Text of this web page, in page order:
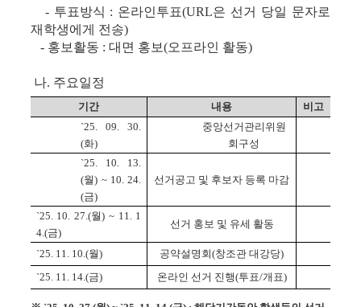
- 투표방식 : 온라인투표(URL은 선거 당일 문자로
재학생에게 전송)
- 홍보활동 : 대면 홍보(오프라인 활동)
나. 주요일정
기간 내용
비고
`25. 09. 30.
(화)
중앙선거관리위원
회구성
`25. 10. 13.
(월) ~ 10. 24.
(금)
선거공고 및 후보자 등록 마감
`25. 10. 27.(월) ~ 11. 1
4.(금)
선거 홍보 및 유세 활동
`25. 11. 10.(월) 공약설명회(창조관 대강당)
`25. 11. 14.(금) 온라인 선거 진행(투표/개표)